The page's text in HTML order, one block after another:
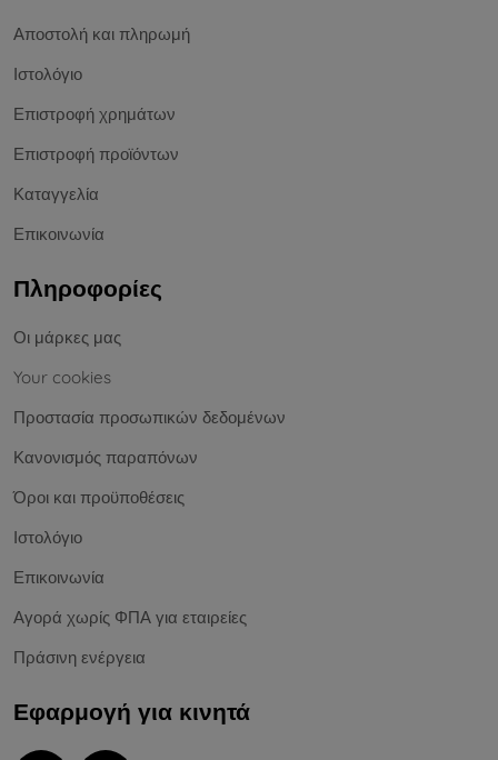
Αποστολή και πληρωμή
Ιστολόγιο
Επιστροφή χρημάτων
Επιστροφή προϊόντων
Καταγγελία
Επικοινωνία
Πληροφορίες
Οι μάρκες μας
Your cookies
Προστασία προσωπικών δεδομένων
Κανονισμός παραπόνων
Όροι και προϋποθέσεις
Ιστολόγιο
Επικοινωνία
Αγορά χωρίς ΦΠΑ για εταιρείες
Πράσινη ενέργεια
Εφαρμογή για κινητά